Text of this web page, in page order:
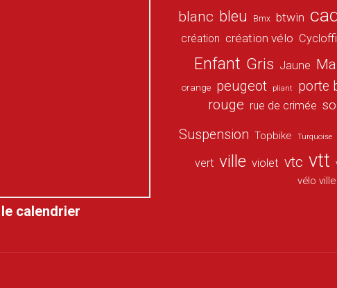
calendrier
blanc bleu Bmx btwin
création création vélo
Enfant Gris Jaune
orange peugeot pliant porte
rouge rue de crimée
Suspension Topbike Turquoise
vert ville violet vtc vtt
vélo ville